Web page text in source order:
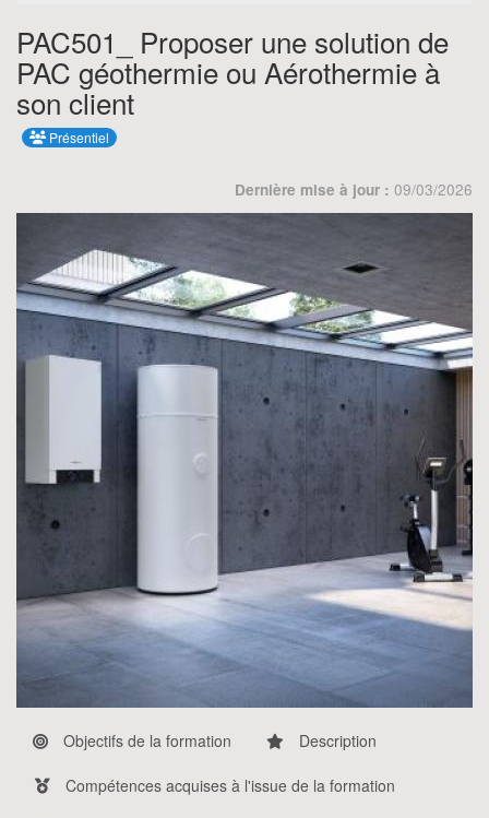
PAC501_ Proposer une solution de
PAC géothermie ou Aérothermie à
son client
Présentiel
Dernière mise à jour : 09/03/2026
Objectifs de la formation Description
Compétences acquises à l'issue de la formation